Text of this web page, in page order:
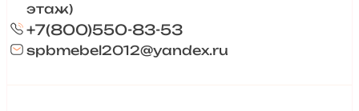
этаж)
+7(800)550-83-53
spbmebel2012@yandex.ru